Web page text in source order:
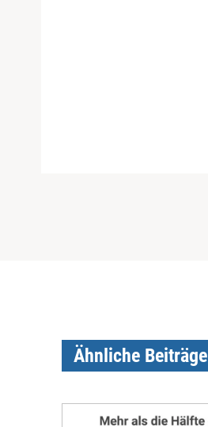
Ähnliche Beiträge